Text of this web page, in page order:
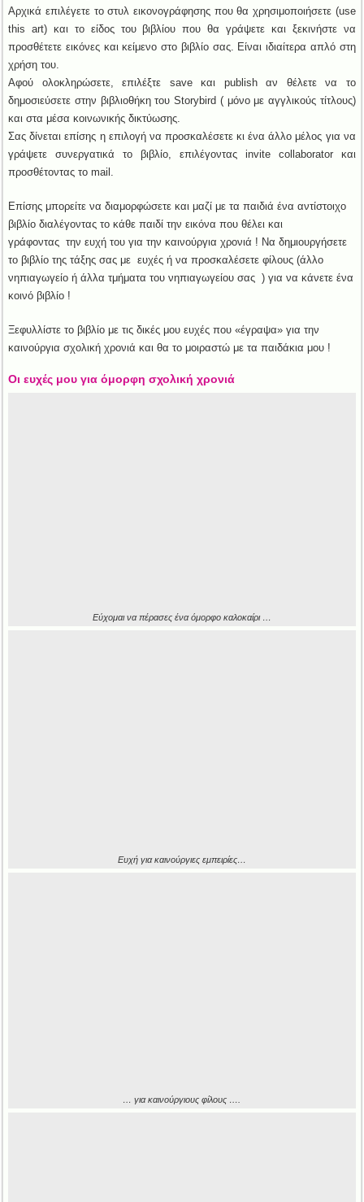
Αρχικά επιλέγετε το στυλ εικονογράφησης που θα χρησιμοποιήσετε (use
this art) και το είδος του βιβλίου που θα γράψετε και ξεκινήστε να
προσθέτετε εικόνες και κείμενο στο βιβλίο σας. Είναι ιδιαίτερα απλό στη
χρήση του.
Αφού ολοκληρώσετε, επιλέξτε save και publish αν θέλετε να το
δημοσιεύσετε στην βιβλιοθήκη του Storybird ( μόνο με αγγλικούς τίτλους)
και στα μέσα κοινωνικής δικτύωσης.
Σας δίνεται επίσης η επιλογή να προσκαλέσετε κι ένα άλλο μέλος για να
γράψετε συνεργατικά το βιβλίο, επιλέγοντας invite collaborator και
προσθέτοντας το mail.
Επίσης μπορείτε να διαμορφώσετε και μαζί με τα παιδιά ένα αντίστοιχο
βιβλίο διαλέγοντας το κάθε παιδί την εικόνα που θέλει και
γράφοντας την ευχή του για την καινούργια χρονιά ! Να δημιουργήσετε
το βιβλίο της τάξης σας με ευχές ή να προσκαλέσετε φίλους (άλλο
νηπιαγωγείο ή άλλα τμήματα του νηπιαγωγείου σας ) για να κάνετε ένα
κοινό βιβλίο !
Ξεφυλλίστε το βιβλίο με τις δικές μου ευχές που «έγραψα» για την
καινούργια σχολική χρονιά και θα το μοιραστώ με τα παιδάκια μου !
Οι ευχές μου για όμορφη σχολική χρονιά
Εύχομαι να πέρασες ένα όμορφο καλοκαίρι …
Ευχή για καινούργιες εμπειρίες…
… για καινούργιους φίλους ….